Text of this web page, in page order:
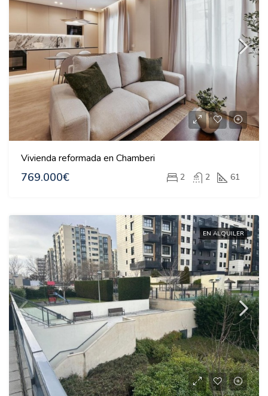
Vivienda reformada en Chamberi
769.000€ 2 2 61
EN ALQUILER